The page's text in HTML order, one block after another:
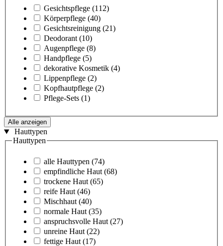
Gesichtspflege (112)
Körperpflege (40)
Gesichtsreinigung (21)
Deodorant (10)
Augenpflege (8)
Handpflege (5)
dekorative Kosmetik (4)
Lippenpflege (2)
Kopfhautpflege (2)
Pflege-Sets (1)
Alle anzeigen
Hauttypen
Hauttypen
alle Hauttypen (74)
empfindliche Haut (68)
trockene Haut (65)
reife Haut (46)
Mischhaut (40)
normale Haut (35)
anspruchsvolle Haut (27)
unreine Haut (22)
fettige Haut (17)